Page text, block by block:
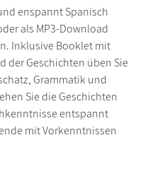
enspannt Spanisch
als MP3-Download
Inklusive Booklet mit
der Geschichten üben Sie
Grammatik und
Sie die Geschichten
entspannt
mit Vorkenntnissen